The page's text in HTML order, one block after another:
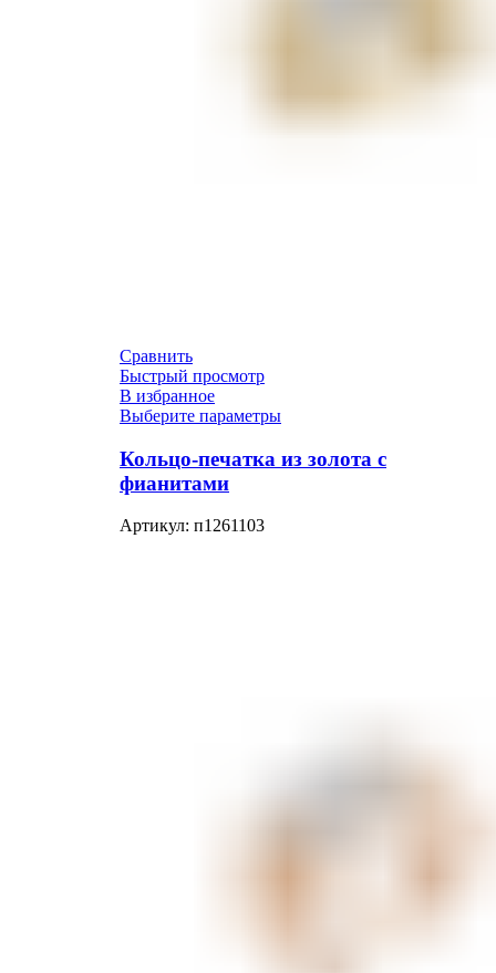
Сравнить
Быстрый просмотр
В избранное
Выберите параметры
Кольцо-печатка из золота с
фианитами
Артикул: п1261103